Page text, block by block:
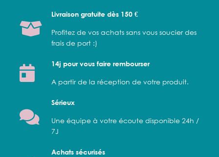
Livraison gratuite dès 150 €
Profitez de vos achats sans vous soucier des
frais de port :)
14j pour vous faire rembourser
A partir de la réception de votre produit.
Sérieux
Une équipe à votre écoute disponible 24h /
7J
Achats sécurisés